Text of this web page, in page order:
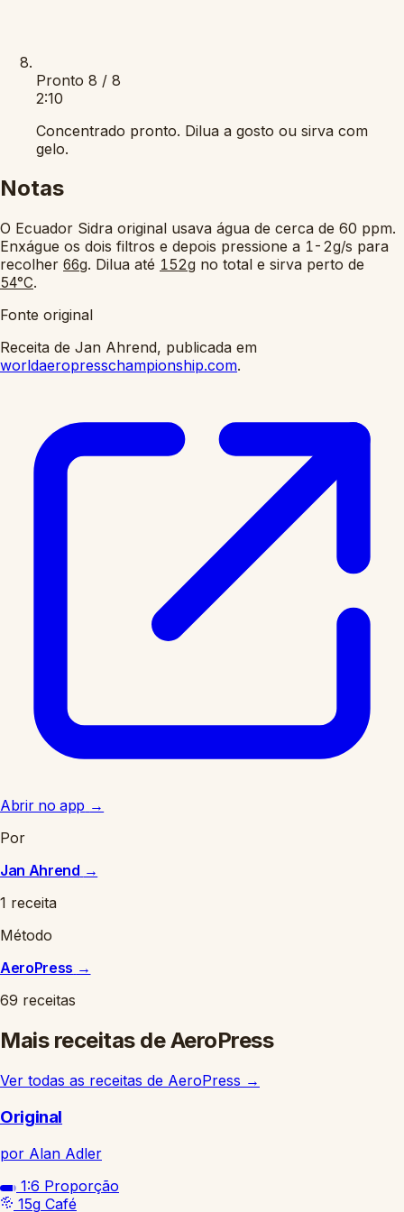
Pronto 8 / 8
2:10
Concentrado pronto. Dilua a gosto ou sirva com
gelo.
Notas
O Ecuador Sidra original usava água de cerca de 60 ppm.
Enxágue os dois filtros e depois pressione a 1-2g/s para
recolher 66g. Dilua até 152g no total e sirva perto de
54°C.
Fonte original
Receita de Jan Ahrend, publicada em
worldaeropresschampionship.com.
Abrir no app →
Por
Jan Ahrend →
1 receita
Método
AeroPress →
69 receitas
Mais receitas de AeroPress
Ver todas as receitas de AeroPress →
Original
por Alan Adler
1:6 Proporção
15g Café